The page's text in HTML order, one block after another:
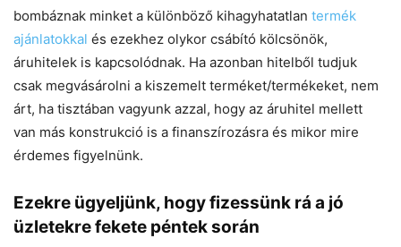
bombáznak minket a különböző kihagyhatatlan termék
ajánlatokkal és ezekhez olykor csábító kölcsönök,
áruhitelek is kapcsolódnak. Ha azonban hitelből tudjuk
csak megvásárolni a kiszemelt terméket/termékeket, nem
árt, ha tisztában vagyunk azzal, hogy az áruhitel mellett
van más konstrukció is a finanszírozásra és mikor mire
érdemes figyelnünk.
Ezekre ügyeljünk, hogy fizessünk rá a jó
üzletekre fekete péntek során